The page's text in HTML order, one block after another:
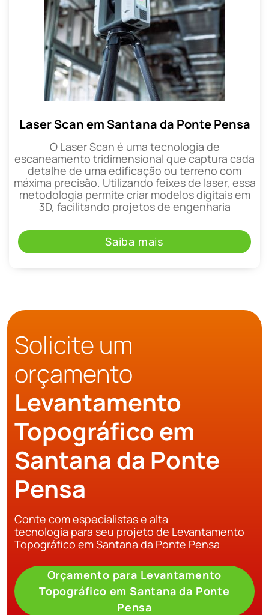
Laser Scan em Santana da Ponte Pensa
O Laser Scan é uma tecnologia de
escaneamento tridimensional que captura cada
detalhe de uma edificação ou terreno com
máxima precisão. Utilizando feixes de laser, essa
metodologia permite criar modelos digitais em
3D, facilitando projetos de engenharia
Saiba mais
Solicite um
orçamento
Levantamento
Topográfico em
Santana da Ponte
Pensa
Conte com especialistas e alta
tecnologia para seu projeto de Levantamento
Topográfico em Santana da Ponte Pensa
Orçamento para Levantamento
Topográfico em Santana da Ponte
Pensa